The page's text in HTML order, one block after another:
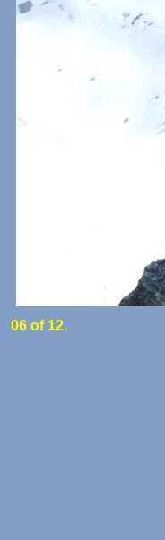
06 of 12.